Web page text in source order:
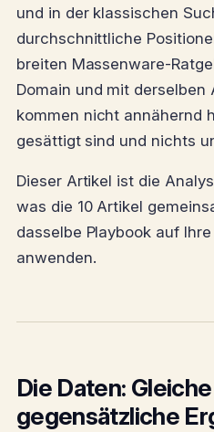
und in der klassischen
durchschnittliche
breiten Massenware-
Domain und mit derselben
kommen nicht annähernd
gesättigt sind und nichts
Dieser Artikel ist die
was die 10 Artikel
dasselbe Playbook auf
anwenden.
Die Daten:
gegensätzliche